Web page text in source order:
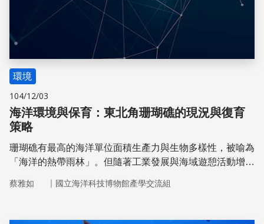
環境
104/12/03
海洋環境與保育：東北角珊瑚礁的現況與復育
策略
珊瑚礁有最高的海洋單位面積生產力與生物多樣性，被喻為
「海洋的熱帶雨林」。但隨著工業發展與海域遊憩活動增
種苗培育與分株移植，即是在珊瑚母株上採取4～5公分的
育。等到新株傷口痊癒且共生藻重新附著後，再進行海灣移
蔡雅如 ｜ 國立海洋科技博物館產學交流組